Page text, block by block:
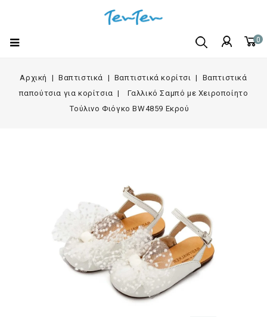
0
Αρχική Βαπτιστικά Βαπτιστικά κορίτσι
Βαπτιστικά
παπούτσια για κορίτσια
Γαλλικό Σαμπό με Χειροποίητο
Τούλινο Φιόγκο BW4859 Εκρού